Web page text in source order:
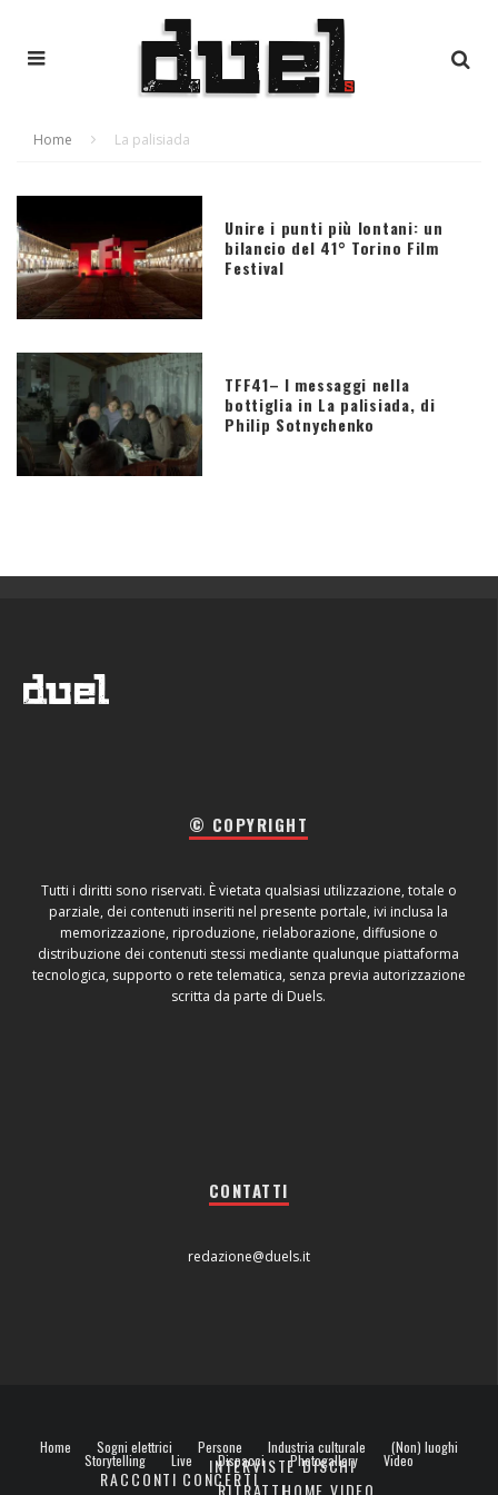
Home La palisiada
Unire i punti più lontani: un
bilancio del 41° Torino Film
Festival
TFF41– I messaggi nella
bottiglia in La palisiada, di
Philip Sotnychenko
© COPYRIGHT
Tutti i diritti sono riservati. È vietata qualsiasi utilizzazione, totale o
parziale, dei contenuti inseriti nel presente portale, ivi inclusa la
memorizzazione, riproduzione, rielaborazione, diffusione o
distribuzione dei contenuti stessi mediante qualunque piattaforma
tecnologica, supporto o rete telematica, senza previa autorizzazione
scritta da parte di Duels.
CONTATTI
redazione@duels.it
Home Sogni elettrici Persone
INTERVISTE
Industria culturale
DISCHI
(Non) luoghi
Storytelling
RACCONTI
Live
CONCERTI
Dispacci Photogallery Video